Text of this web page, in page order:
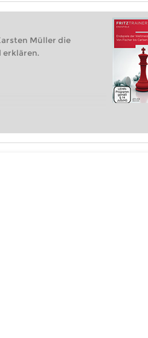
Müller die
erklären.